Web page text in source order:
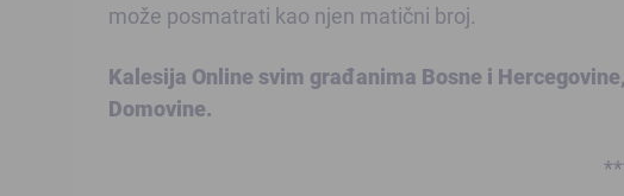
može posmatrati kao njen matični broj.
Kalesija Online svim građanima Bosne i
Domovine.